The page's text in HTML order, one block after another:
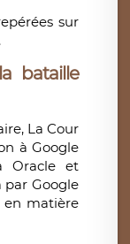
sur
bataille
La Cour
à Google
Oracle et
par Google
en matière